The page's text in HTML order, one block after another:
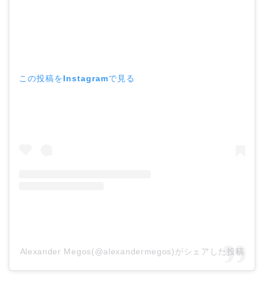
この投稿をInstagramで見る
Alexander Megos(@alexandermegos)がシェアした投稿